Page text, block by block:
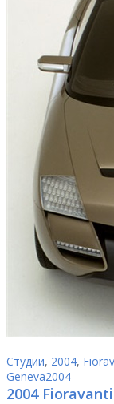
Студии, 2004,
Geneva2004
2004